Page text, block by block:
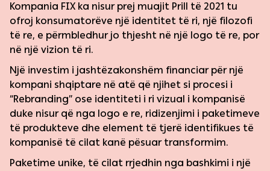
Kontakt
Kompania FIX ka nisur prej muajit Prill të 2021 tu
ofroj konsumatorëve një identitet të ri, një filozofi
të re, e përmbledhur jo thjesht në një logo të re, por
në një vizion të ri.
Një investim i jashtëzakonshëm financiar për një
kompani shqiptare në atë që njihet si procesi i
“Rebranding” ose identiteti i ri vizual i kompanisë
duke nisur që nga logo e re, ridizenjimi i paketimeve
të produkteve dhe element të tjerë identifikues të
kompanisë të cilat kanë pësuar transformim.
Paketime unike, të cilat rrjedhin nga bashkimi i një